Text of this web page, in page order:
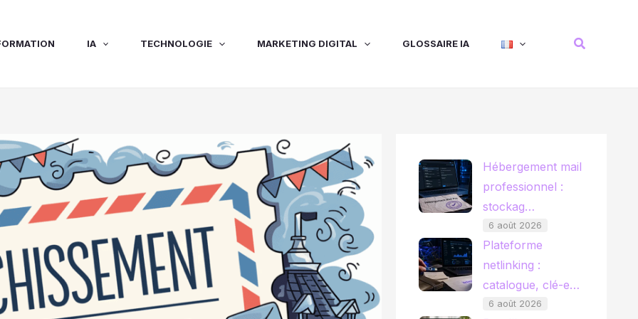
IA TECHNOLOGIE MARKETING DIGITAL GLOSSAIRE IA
Hébergement mail
professionnel :
stockag…
6 août 2026
Plateforme
netlinking :
catalogue, clé-e…
6 août 2026